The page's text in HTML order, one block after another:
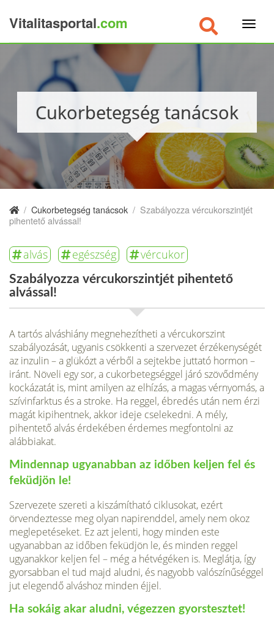
Vitalitasportal.com
Cukorbetegség tanácsok
/ Cukorbetegség tanácsok / Szabályozza vércukorszintjét
pihentető alvással!
alvás egészség vércukor
Szabályozza vércukorszintjét pihentető
alvással!
A tartós alváshiány megnehezítheti a vércukorszint
szabályozását, ugyanis csök­kenti a szervezet érzékenységét
az inzulin – a glükózt a vérből a sejtekbe juttató hormon –
iránt. Növeli egy sor, a cukorbetegséggel járó szövődmény
kockáza­tát is, mint amilyen az elhízás, a magas vérnyomás, a
szívinfarktus és a stroke. Ha reggel, ébredés után nem érzi
magát kipihentnek, akkor ideje cselekedni. A mély,
pihentető alvás érdekében érdemes megfontolni az
alábbiakat.
Mindennap ugyanabban az időben keljen fel és
feküdjön le!
Szervezete szereti a kiszámítható ciklusokat, ezért
örvendeztesse meg olyan napirenddel, amely nem okoz
meglepetéseket. Ez azt jelenti, hogy minden este
ugyanabban az időben feküdjön le, és minden reggel
ugyanakkor keljen fel – még a hétvégé­ken is. Meglátja, így
gyorsabban el tud majd aludni, és nagyobb valószínűséggel
jut elegendő alváshoz minden éjjel.
Ha sokáig akar aludni, végezzen gyorstesztet!
×